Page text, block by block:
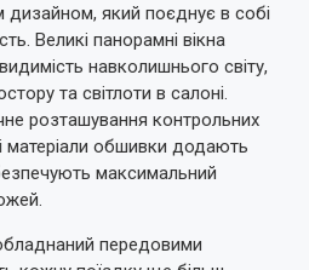
дизайном, який поєднує в собі
Великі панорамні вікна
навколишнього світу,
та світлоти в салоні.
розташування контрольних
матеріали обшивки додають
максимальний
передовими